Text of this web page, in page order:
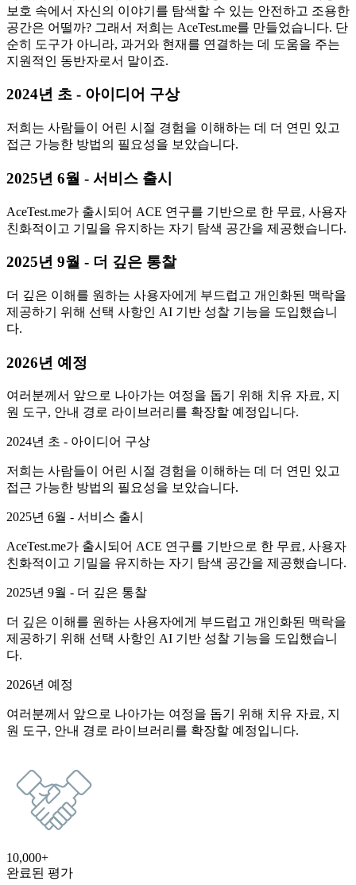
보호 속에서 자신의 이야기를 탐색할 수 있는 안전하고 조용한
공간은 어떨까? 그래서 저희는 AceTest.me를 만들었습니다. 단
순히 도구가 아니라, 과거와 현재를 연결하는 데 도움을 주는
지원적인 동반자로서 말이죠.
2024년 초 - 아이디어 구상
저희는 사람들이 어린 시절 경험을 이해하는 데 더 연민 있고
접근 가능한 방법의 필요성을 보았습니다.
2025년 6월 - 서비스 출시
AceTest.me가 출시되어 ACE 연구를 기반으로 한 무료, 사용자
친화적이고 기밀을 유지하는 자기 탐색 공간을 제공했습니다.
2025년 9월 - 더 깊은 통찰
더 깊은 이해를 원하는 사용자에게 부드럽고 개인화된 맥락을
제공하기 위해 선택 사항인 AI 기반 성찰 기능을 도입했습니
다.
2026년 예정
여러분께서 앞으로 나아가는 여정을 돕기 위해 치유 자료, 지
원 도구, 안내 경로 라이브러리를 확장할 예정입니다.
2024년 초 - 아이디어 구상
저희는 사람들이 어린 시절 경험을 이해하는 데 더 연민 있고
접근 가능한 방법의 필요성을 보았습니다.
2025년 6월 - 서비스 출시
AceTest.me가 출시되어 ACE 연구를 기반으로 한 무료, 사용자
친화적이고 기밀을 유지하는 자기 탐색 공간을 제공했습니다.
2025년 9월 - 더 깊은 통찰
더 깊은 이해를 원하는 사용자에게 부드럽고 개인화된 맥락을
제공하기 위해 선택 사항인 AI 기반 성찰 기능을 도입했습니
다.
2026년 예정
여러분께서 앞으로 나아가는 여정을 돕기 위해 치유 자료, 지
원 도구, 안내 경로 라이브러리를 확장할 예정입니다.
10,000+
완료된 평가